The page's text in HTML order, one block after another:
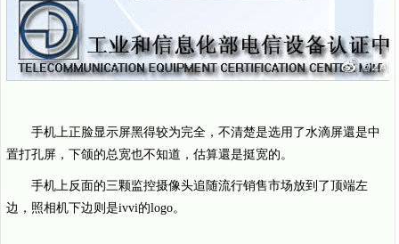
手机上正脸显示屏黑得较为完全，不清楚是选用了水滴屏還是中
置打孔屏，下颌的总宽也不知道，估算還是挺宽的。
手机上反面的三颗监控摄像头追随流行销售市场放到了顶端左
边，照相机下边则是ivvi的logo。